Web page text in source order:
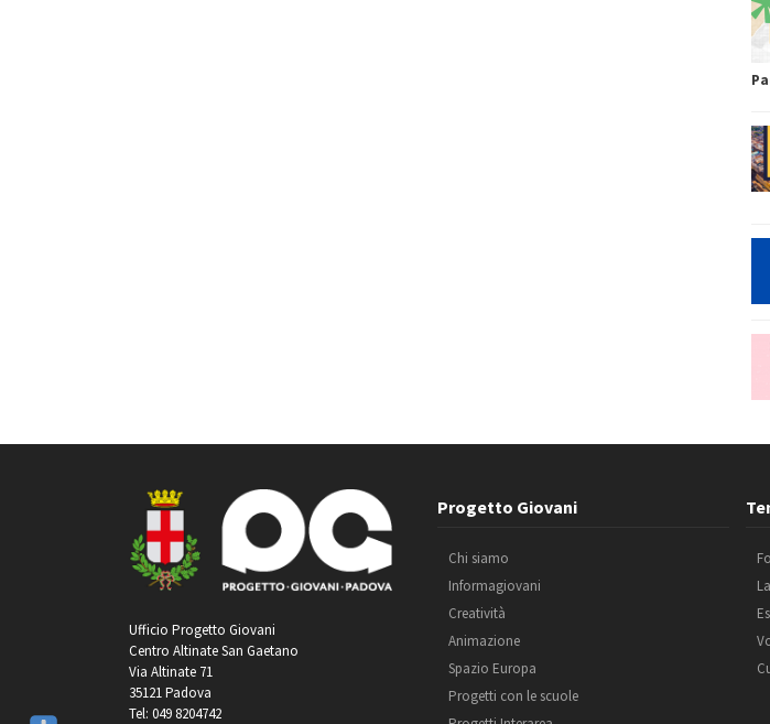
Ufficio Progetto Giovani
Centro Altinate San Gaetano
Via Altinate 71
35121 Padova
Tel: 049 8204742
Progetto Giovani
Chi siamo
Informagiovani
Creatività
Animazione
Spazio Europa
Progetti con le scuole